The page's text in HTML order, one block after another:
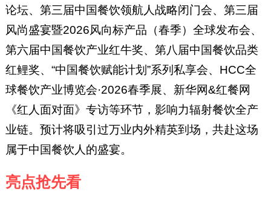
论坛、第三届中国餐饮领航人战略闭门会、第三届
风尚盛宴暨2026风向标产品（春季）全球发布会、
第六届中国餐饮产业红牛奖、第八届中国餐饮品类
红鲤奖、“中国餐饮赋能计划”系列私享会、HCC全
球餐饮产业博览会·2026春季展、新华网&红餐网
《红人面对面》专访等环节，影响力辐射餐饮全产
业链。预计将吸引过万业内外精英到场，共赴这场
属于中国餐饮人的盛宴。
亮点抢先看